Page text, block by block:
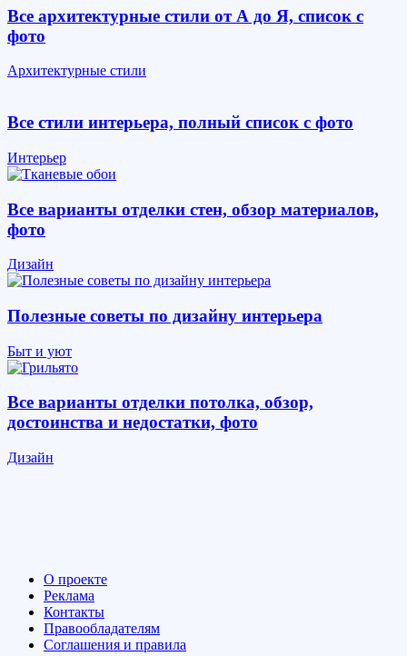
Все архитектурные стили от А до Я, список с
фото
Архитектурные стили
Все стили интерьера, полный список с фото
Интерьер
Все варианты отделки стен, обзор материалов,
фото
Дизайн
Полезные советы по дизайну интерьера
Быт и уют
Все варианты отделки потолка, обзор,
достоинства и недостатки, фото
Дизайн
О проекте
Реклама
Контакты
Правообладателям
Соглашения и правила